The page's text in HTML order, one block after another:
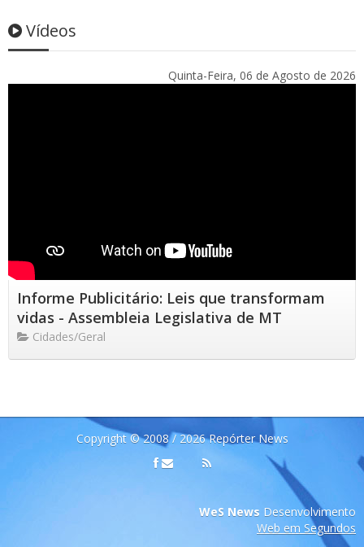
Vídeos
Quinta-Feira, 06 de Agosto de 2026
Informe Publicitário: Leis que transformam
vidas - Assembleia Legislativa de MT
Cidades/Geral
Copyright © 2008 / 2026 Repórter News
WeS News Desenvolvimento
Web em Segundos